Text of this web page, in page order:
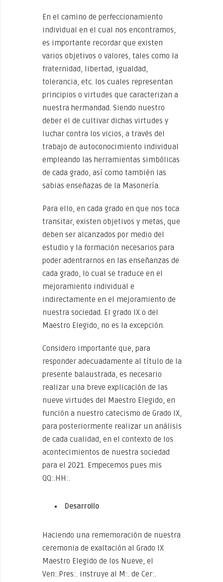
En el camino de perfeccionamiento
individual en el cual nos encontramos,
es importante recordar que existen
varios objetivos o valores, tales como la
fraternidad, libertad, igualdad,
tolerancia, etc. los cuales representan
principios o virtudes que caracterizan a
nuestra hermandad. Siendo nuestro
deber el de cultivar dichas virtudes y
luchar contra los vicios, a través del
trabajo de autoconocimiento individual
empleando las herramientas simbólicas
de cada grado, así como también las
sabias enseñazas de la Masonería.
Para ello, en cada grado en que nos toca
transitar, existen objetivos y metas, que
deben ser alcanzados por medio del
estudio y la formación necesarios para
poder adentrarnos en las enseñanzas de
cada grado, lo cual se traduce en el
mejoramiento individual e
indirectamente en el mejoramiento de
nuestra sociedad. El grado IX o del
Maestro Elegido, no es la excepción.
Considero importante que, para
responder adecuadamente al título de la
presente balaustrada, es necesario
realizar una breve explicación de las
nueve virtudes del Maestro Elegido, en
función a nuestro catecismo de Grado IX,
para posteriormente realizar un análisis
de cada cualidad, en el contexto de los
acontecimientos de nuestra sociedad
para el 2021. Empecemos pues mis
QQ:.HH:.
Desarrollo
Haciendo una rememoración de nuestra
ceremonia de exaltación al Grado IX
Maestro Elegido de los Nueve, el
Ven:.Pres:. instruye al M:. de Cer:.